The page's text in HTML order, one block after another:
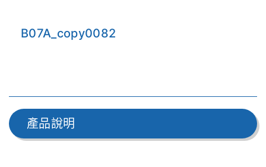
B07A_copy0082
產品說明